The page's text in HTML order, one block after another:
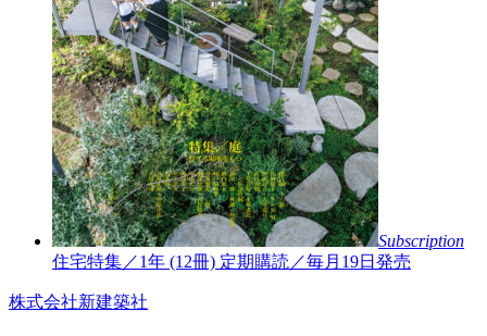
Subscription
住宅特集／1年 (12冊) 定期購読／毎月19日発売
株式会社新建築社